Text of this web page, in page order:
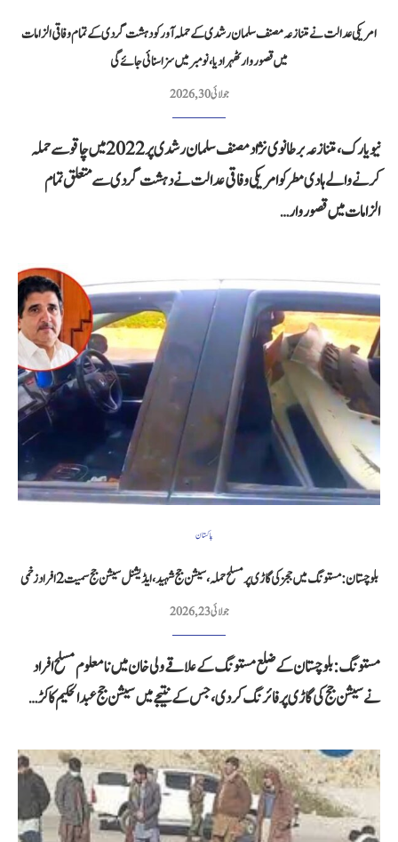
امریکی عدالت نے متنازعہ مصنف سلمان رشدی کے حملہ آور کو دہشت گردی کے تمام وفاقی الزامات
میں قصوروار ٹھہرا دیا، نومبر میں سزا سنائی جائے گی
جولائی 30, 2026
نیویارک، متنازعہ برطانوی نژاد مصنف سلمان رشدی پر 2022 میں چاقو سے حملہ
کرنے والے ہادی مطر کو امریکی وفاقی عدالت نے دہشت گردی سے متعلق تمام
الزامات میں قصوروار…
پاکستان
بلوچستان: مستونگ میں ججز کی گاڑی پر مسلح حملہ، سیشن جج شہید، ایڈیشنل سیشن جج سمیت 2 افراد زخمی
جولائی 23, 2026
مستونگ: بلوچستان کے ضلع مستونگ کے علاقے ولی خان میں نامعلوم مسلح افراد
نے سیشن جج کی گاڑی پر فائرنگ کر دی، جس کے نتیجے میں سیشن جج عبدالحکیم کاکڑ…